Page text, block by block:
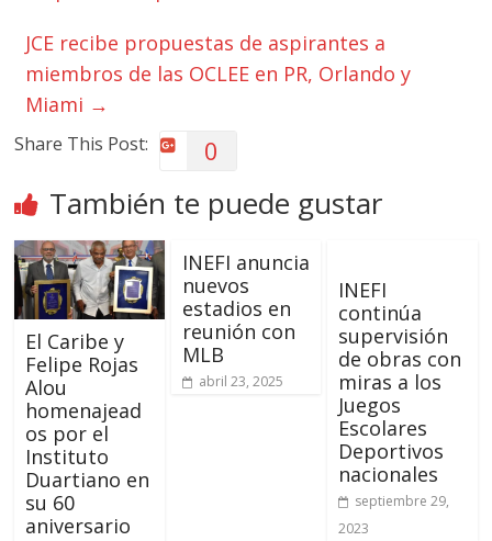
JCE recibe propuestas de aspirantes a
miembros de las OCLEE en PR, Orlando y
Miami →
Share This Post: 0
También te puede gustar
El Caribe y
Felipe Rojas
Alou
homenajead
os por el
Instituto
Duartiano en
su 60
aniversario
INEFI anuncia
nuevos
estadios en
reunión con
MLB
abril 23, 2025
INEFI
continúa
supervisión
de obras con
miras a los
Juegos
Escolares
Deportivos
nacionales
septiembre 29,
2023